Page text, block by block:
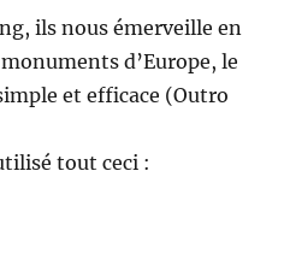
ils nous émerveille en
d’Europe, le
et efficace (Outro
tout ceci :